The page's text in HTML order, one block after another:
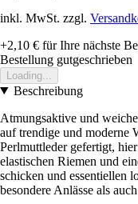
inkl. MwSt. zzgl.
+2,10 € für Ihre nächste
Bestellung gutgeschrieben
Loading...
Beschreibung
Atmungsaktive und
auf trendige und moderne
Perlmuttleder gefertigt,
elastischen Riemen und
schicken und essentiellen
besondere Anlässe als